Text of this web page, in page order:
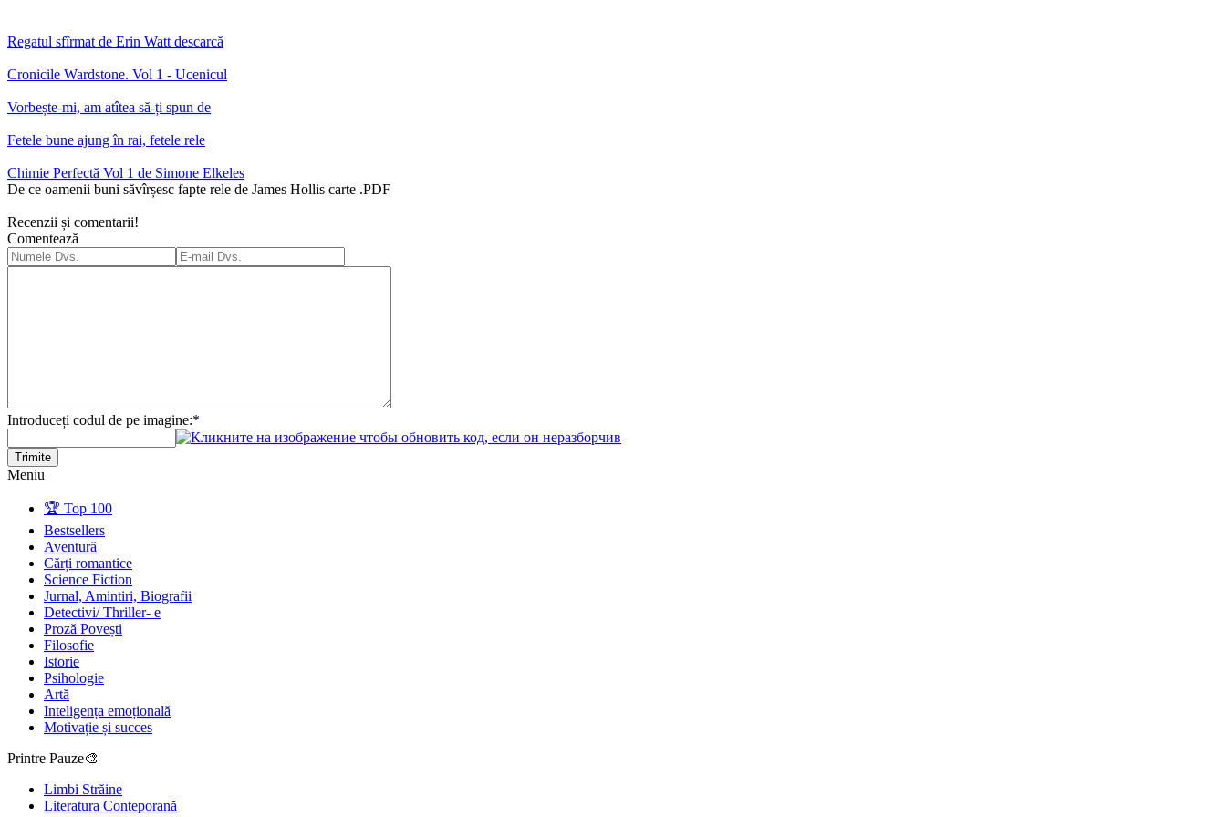
Regatul sfîrmat de Erin Watt descarcă
Cronicile Wardstone. Vol 1 - Ucenicul
Vorbește-mi, am atîtea să-ți spun de
Fetele bune ajung în rai, fetele rele
Chimie Perfectă Vol 1 de Simone Elkeles
De ce oamenii buni săvîrșesc fapte rele de James Hollis carte .PDF
Recenzii și comentarii!
Comentează
Introduceți codul de pe imagine:*
Trimite
Meniu
🏆 Top 100
Bestsellers
Aventură
Cărți romantice
Science Fiction
Jurnal, Amintiri, Biografii
Detectivi/ Thriller- e
Proză Povești
Filosofie
Istorie
Psihologie
Artă
Inteligența emoțională
Motivație și succes
Printre Pauze🎨
Limbi Străine
Literatura Conteporană